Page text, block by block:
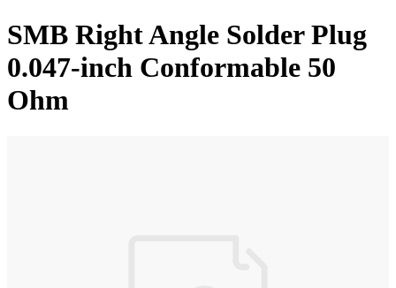
SMB Right Angle Solder Plug
0.047-inch Conformable 50
Ohm